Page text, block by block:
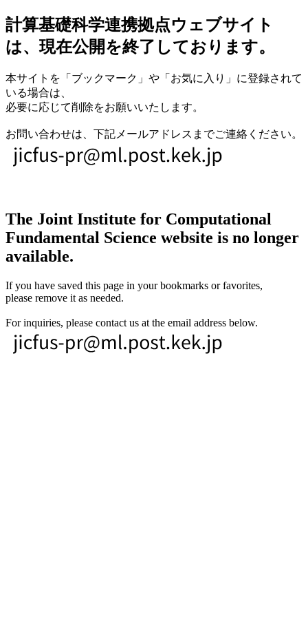
計算基礎科学連携拠点ウェブサイト
は、現在公開を終了しております。
本サイトを「ブックマーク」や「お気に入り」に登録されて
いる場合は、
必要に応じて削除をお願いいたします。
お問い合わせは、下記メールアドレスまでご連絡ください。
The Joint Institute for Computational
Fundamental Science website is no longer
available.
If you have saved this page in your bookmarks or favorites,
please remove it as needed.
For inquiries, please contact us at the email address below.